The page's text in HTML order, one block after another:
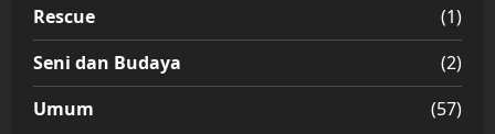
Rescue
(1)
Seni dan Budaya
(2)
Umum
(57)